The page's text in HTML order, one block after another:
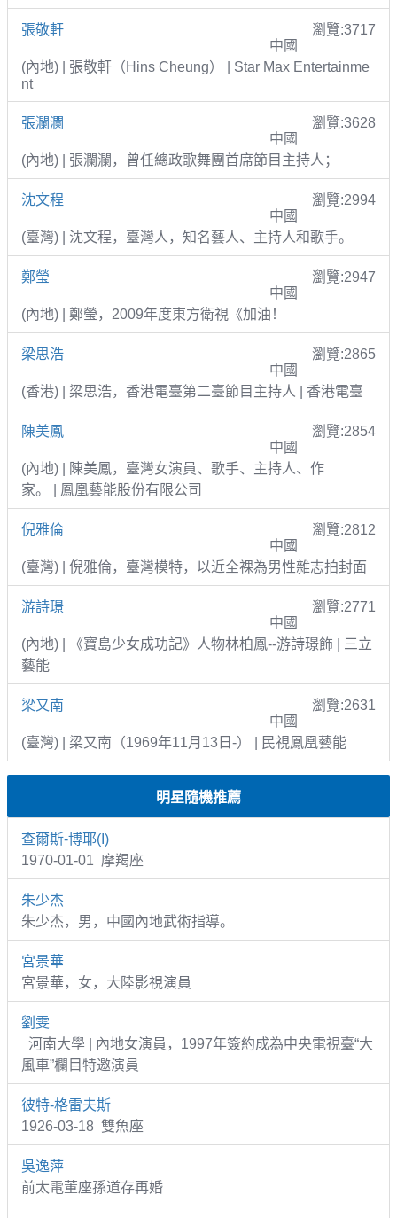
張敬軒
瀏覽:3717
中國
(內地) | 張敬軒（Hins Cheung） | Star Max Entertainme
nt
張瀾瀾
瀏覽:3628
中國
(內地) | 張瀾瀾，曾任總政歌舞團首席節目主持人；
沈文程
瀏覽:2994
中國
(臺灣) | 沈文程，臺灣人，知名藝人、主持人和歌手。
鄭瑩
瀏覽:2947
中國
(內地) | 鄭瑩，2009年度東方衛視《加油！
梁思浩
瀏覽:2865
中國
(香港) | 梁思浩，香港電臺第二臺節目主持人 | 香港電臺
陳美鳳
瀏覽:2854
中國
(內地) | 陳美鳳，臺灣女演員、歌手、主持人、作
家。 | 鳳凰藝能股份有限公司
倪雅倫
瀏覽:2812
中國
(臺灣) | 倪雅倫，臺灣模特，以近全裸為男性雜志拍封面
游詩璟
瀏覽:2771
中國
(內地) | 《寶島少女成功記》人物林柏鳳--游詩璟飾 | 三立
藝能
梁又南
瀏覽:2631
中國
(臺灣) | 梁又南（1969年11月13日-） | 民視鳳凰藝能
明星隨機推薦
查爾斯-博耶(I)
1970-01-01 摩羯座
朱少杰
朱少杰，男，中國內地武術指導。
宮景華
宮景華，女，大陸影視演員
劉雯
河南大學 | 內地女演員，1997年簽約成為中央電視臺“大
風車”欄目特邀演員
彼特-格雷夫斯
1926-03-18 雙魚座
吳逸萍
前太電董座孫道存再婚